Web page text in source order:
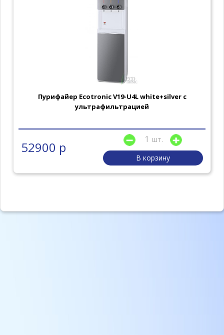
Пурифайер Ecotronic V19-U4L white+silver с
ультрафильтрацией
52900 р
шт.
В корзину